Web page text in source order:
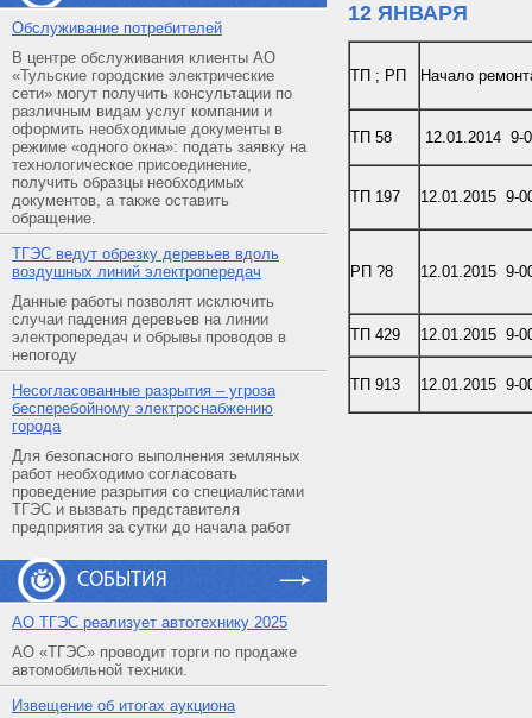
Обслуживание потребителей
В центре обслуживания клиенты АО
«Тульские городские электрические
сети» могут получить консультации по
различным видам услуг компании и
оформить необходимые документы в
режиме «одного окна»: подать заявку на
технологическое присоединение,
получить образцы необходимых
документов, а также оставить
обращение.
ТГЭС ведут обрезку деревьев вдоль
воздушных линий электропередач
Данные работы позволят исключить
случаи падения деревьев на линии
электропередач и обрывы проводов в
непогоду
Несогласованные разрытия – угроза
бесперебойному электроснабжению
города
Для безопасного выполнения земляных
работ необходимо согласовать
проведение разрытия со специалистами
ТГЭС и вызвать представителя
предприятия за сутки до начала работ
СОБЫТИЯ
АO ТГЭС реализует автотехнику 2025
АО «ТГЭС» проводит торги по продаже
автомобильной техники.
Извещение об итогах аукциона
12 ЯНВАРЯ
ТП ; РП Начало
ТП 58 12.01.2014 9-
ТП 197 12.01.2015 9-
РП ?8 12.01.2015 9-
ТП 429 12.01.2015 9-
ТП 913 12.01.2015 9-